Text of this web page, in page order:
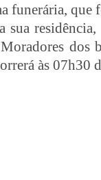
funerária, que
sua
Moradores
às 07h30